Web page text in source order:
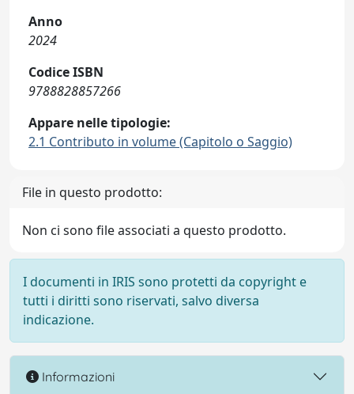
Anno
2024
Codice ISBN
9788828857266
Appare nelle tipologie:
2.1 Contributo in volume (Capitolo o Saggio)
File in questo prodotto:
Non ci sono file associati a questo prodotto.
I documenti in IRIS sono protetti da copyright e
tutti i diritti sono riservati, salvo diversa
indicazione.
Informazioni